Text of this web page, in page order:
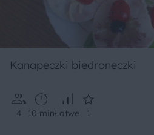
Kanapeczki biedroneczki
4 10 minŁatwe 1